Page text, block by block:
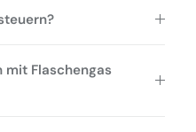
mit Flaschengas